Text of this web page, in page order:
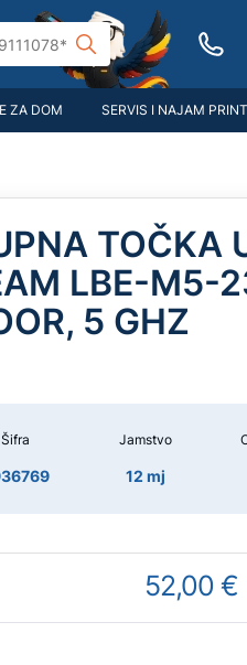
ZA DOM SERVIS I NAJAM
TOČKA
LBE-M5-
5 GHZ
Šifra Jamstvo
12 mj
52,00 €